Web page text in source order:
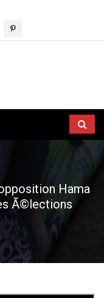
Hama
Ã©lections